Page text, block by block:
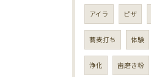
アイラ ピザ
蕎麦打ち 体験
浄化 歯磨き粉